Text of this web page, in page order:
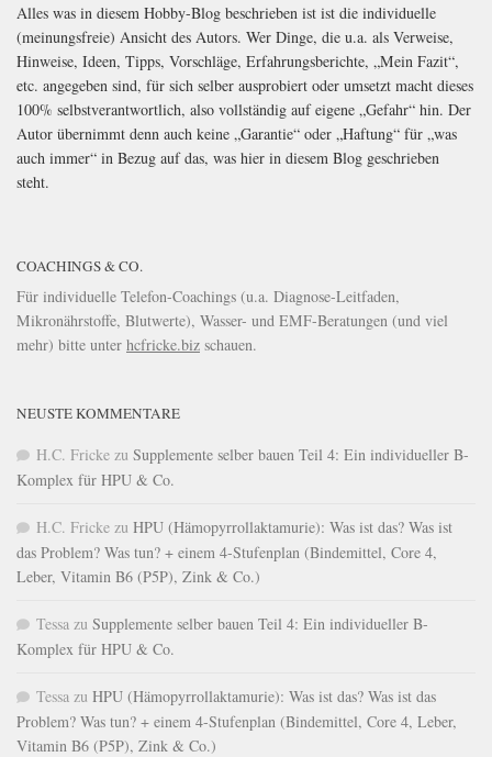
Alles was in diesem Hobby-Blog beschrieben ist ist die individuelle
(meinungsfreie) Ansicht des Autors. Wer Dinge, die u.a. als Verweise,
Hinweise, Ideen, Tipps, Vorschläge, Erfahrungsberichte, „Mein Fazit“,
etc. angegeben sind, für sich selber ausprobiert oder umsetzt macht dieses
100% selbstverantwortlich, also vollständig auf eigene „Gefahr“ hin. Der
Autor übernimmt denn auch keine „Garantie“ oder „Haftung“ für „was
auch immer“ in Bezug auf das, was hier in diesem Blog geschrieben
steht.
COACHINGS & CO.
Für individuelle Telefon-Coachings (u.a. Diagnose-Leitfaden,
Mikronährstoffe, Blutwerte), Wasser- und EMF-Beratungen (und viel
mehr) bitte unter hcfricke.biz schauen.
NEUSTE KOMMENTARE
H.C. Fricke zu Supplemente selber bauen Teil 4: Ein individueller B-
Komplex für HPU & Co.
H.C. Fricke zu HPU (Hämopyrrollaktamurie): Was ist das? Was ist
das Problem? Was tun? + einem 4-Stufenplan (Bindemittel, Core 4,
Leber, Vitamin B6 (P5P), Zink & Co.)
Tessa zu Supplemente selber bauen Teil 4: Ein individueller B-
Komplex für HPU & Co.
Tessa zu HPU (Hämopyrrollaktamurie): Was ist das? Was ist das
Problem? Was tun? + einem 4-Stufenplan (Bindemittel, Core 4, Leber,
Vitamin B6 (P5P), Zink & Co.)